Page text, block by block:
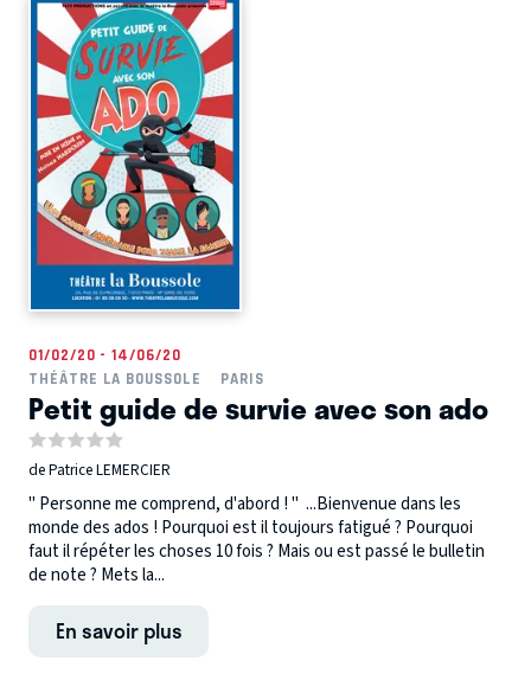
01/02/20 - 14/06/20
THÉÂTRE LA BOUSSOLE
PARIS
Petit guide de survie avec son ado
de Patrice LEMERCIER
" Personne me comprend, d'abord ! " ...Bienvenue dans les
monde des ados ! Pourquoi est il toujours fatigué ? Pourquoi
faut il répéter les choses 10 fois ? Mais ou est passé le bulletin
de note ? Mets la...
En savoir plus